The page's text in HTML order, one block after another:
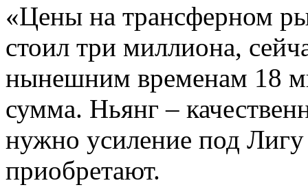
«Цены на трансферном
стоил три миллиона,
нынешним временам 18
сумма. Ньянг –
нужно усиление под
приобретают.